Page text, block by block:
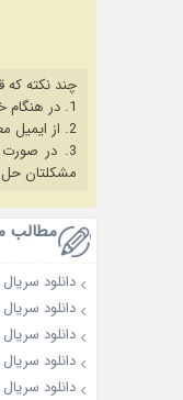
چند نکته که
1. در هنگام خرید حتما از آخرین نسخه مروگر فایرفاکس یا کروم استفاده کنید.
2. از ایمیل معتبر برای ثبت نام استفاده کنید.
3. در صورت بروز هرگونه مشکل در خرید، ابتدا
مشکلتان
مطالب
دانلود سریال My Bias, My Boss 2026
دانلود سریال Dream to You 2026
دانلود سریال Love on the Menu 2026
دانلود سریال Spooky in Love 2026
دانلود سریال The Husband 2026